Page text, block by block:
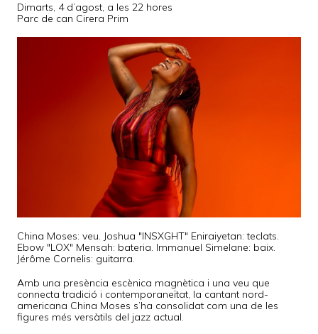
Dimarts, 4 d’agost, a les 22 hores
Parc de can Cirera Prim
China Moses: veu. Joshua "INSXGHT" Eniraiyetan: teclats.
Ebow "LOX" Mensah: bateria. Immanuel Simelane: baix.
Jérôme Cornelis: guitarra.
Amb una presència escènica magnètica i una veu que
connecta tradició i contemporaneïtat, la cantant nord-
americana China Moses s’ha consolidat com una de les
figures més versàtils del jazz actual.